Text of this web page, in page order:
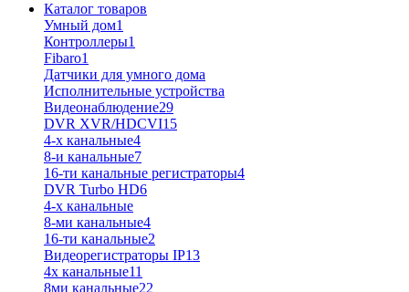
Каталог товаров
Умный дом1
Контроллеры1
Fibaro1
Датчики для умного дома
Исполнительные устройства
Видеонаблюдение29
DVR XVR/HDCVI15
4-x канальные4
8-и канальные7
16-ти канальные регистраторы4
DVR Turbo HD6
4-х канальные
8-ми канальные4
16-ти канальные2
Видеорегистраторы IP13
4х канальные11
8ми канальные22